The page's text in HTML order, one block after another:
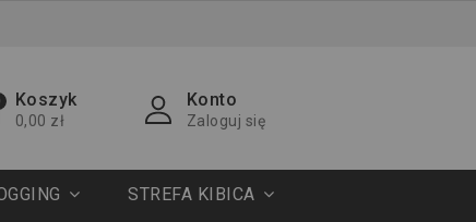
Koszyk
0,00 zł
Konto
Zaloguj się
STREFA KIBICA